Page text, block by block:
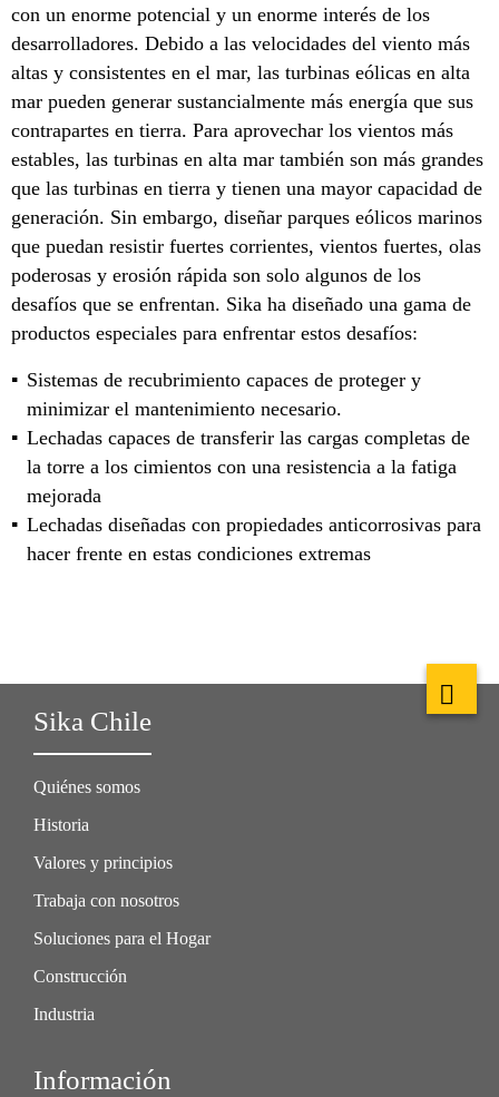
con un enorme potencial y un enorme interés de los
desarrolladores. Debido a las velocidades del viento más
altas y consistentes en el mar, las turbinas eólicas en alta
mar pueden generar sustancialmente más energía que sus
contrapartes en tierra. Para aprovechar los vientos más
estables, las turbinas en alta mar también son más grandes
que las turbinas en tierra y tienen una mayor capacidad de
generación. Sin embargo, diseñar parques eólicos marinos
que puedan resistir fuertes corrientes, vientos fuertes, olas
poderosas y erosión rápida son solo algunos de los
desafíos que se enfrentan. Sika ha diseñado una gama de
productos especiales para enfrentar estos desafíos:
Sistemas de recubrimiento capaces de proteger y
minimizar el mantenimiento necesario.
Lechadas capaces de transferir las cargas completas de
la torre a los cimientos con una resistencia a la fatiga
mejorada
Lechadas diseñadas con propiedades anticorrosivas para
hacer frente en estas condiciones extremas
Sika Chile
Quiénes somos
Historia
Valores y principios
Trabaja con nosotros
Soluciones para el Hogar
Construcción
Industria
Información